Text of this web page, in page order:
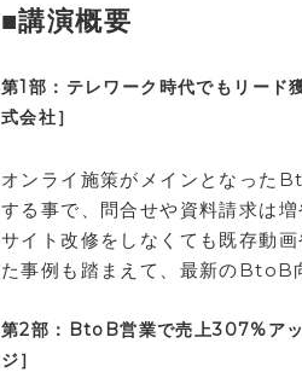
■講演概要
第1部：テレワーク時代でもリー
式会社］
オンライ施策がメインとなった
する事で、問合せや資料請求は増
サイト改修をしなくても既存動
た事例も踏まえて、最新のBtoB
第2部：BtoB営業で売上307%ア
ジ］